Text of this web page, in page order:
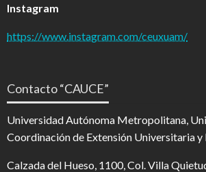
Instagram
https://www.instagram.com/ceuxuam/
Contacto “CAUCE”
Universidad Autónoma Metropolitana,
Coordinación de Extensión Universitaria
Calzada del Hueso, 1100, Col. Villa